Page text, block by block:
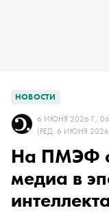
НОВОСТИ
6 ИЮНЯ 2026 Г.,
(РЕД. 6 ИЮНЯ 2026
На ПМЭФ
медиа в